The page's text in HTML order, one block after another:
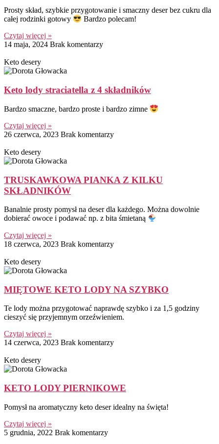
Prosty skład, szybkie przygotowanie i smaczny deser bez cukru dla
całej rodzinki gotowy
Bardzo polecam!
Czytaj więcej »
14 maja, 2024 Brak komentarzy
Keto desery
Keto lody straciatella z 4 składników
Bardzo smaczne, bardzo proste i bardzo zimne
Czytaj więcej »
26 czerwca, 2023 Brak komentarzy
Keto desery
TRUSKAWKOWA PIANKA Z KILKU
SKŁADNIKÓW
Banalnie prosty pomysł na deser dla każdego. Można dowolnie
dobierać owoce i podawać np. z bita śmietaną
Czytaj więcej »
18 czerwca, 2023 Brak komentarzy
Keto desery
MIĘTOWE KETO LODY NA SZYBKO
Te lody można przygotować naprawdę szybko i za 1,5 godziny
cieszyć się przyjemnym orzeźwieniem.
Czytaj więcej »
14 czerwca, 2023 Brak komentarzy
Keto desery
KETO LODY PIERNIKOWE
Pomysł na aromatyczny keto deser idealny na święta!
Czytaj więcej »
5 grudnia, 2022 Brak komentarzy